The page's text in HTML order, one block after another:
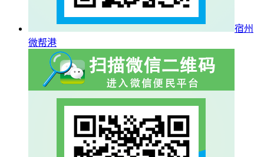
宿州
微帮港